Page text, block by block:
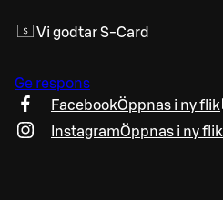
Vi godtar S-Card
Ge respons
FacebookÖppnas i ny flik
InstagramÖppnas i ny flik